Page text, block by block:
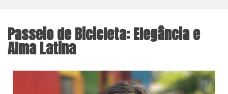
Passeio de Bicicleta: Elegância e
Alma Latina